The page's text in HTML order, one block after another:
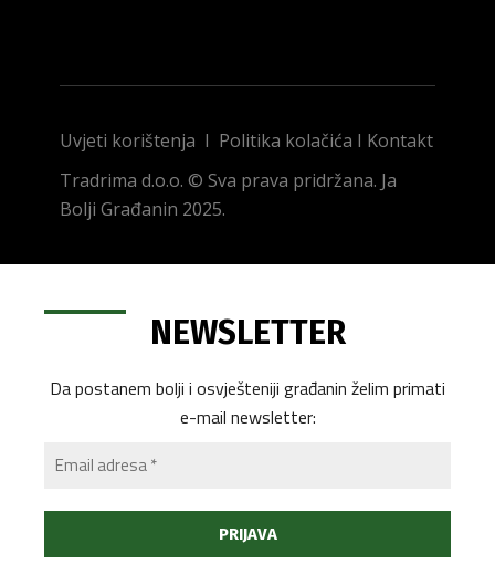
Uvjeti korištenja I Politika kolačića I Kontakt
Tradrima d.o.o. © Sva prava pridržana. Ja
Bolji Građanin 2025.
NEWSLETTER
Da postanem bolji i osvješteniji građanin želim primati
e-mail newsletter: